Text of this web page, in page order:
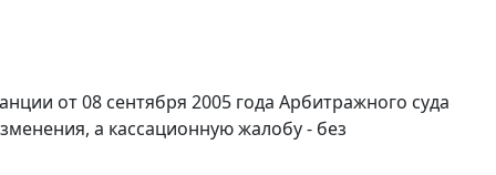
от 08 сентября 2005 года Арбитражного суда
а кассационную жалобу - без